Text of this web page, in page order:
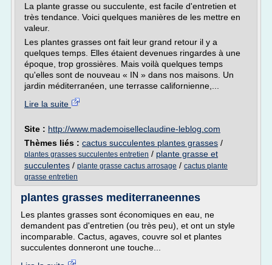
La plante grasse ou succulente, est facile d'entretien et
très tendance. Voici quelques manières de les mettre en
valeur.
Les plantes grasses ont fait leur grand retour il y a
quelques temps. Elles étaient devenues ringardes à une
époque, trop grossières. Mais voilà quelques temps
qu'elles sont de nouveau « IN » dans nos maisons. Un
jardin méditerranéen, une terrasse californienne,...
Lire la suite
Site : http://www.mademoiselleclaudine-leblog.com
Thèmes liés : cactus succulentes plantes grasses /
plantes grasses succulentes entretien / plante grasse et
succulentes / plante grasse cactus arrosage / cactus plante
grasse entretien
plantes grasses mediterraneennes
Les plantes grasses sont économiques en eau, ne
demandent pas d'entretien (ou très peu), et ont un style
incomparable. Cactus, agaves, couvre sol et plantes
succulentes donneront une touche...